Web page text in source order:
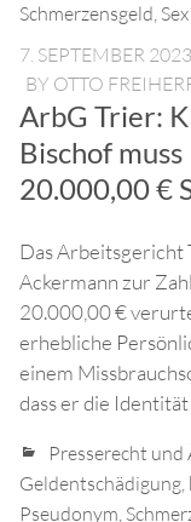
Schmerzensgeld,
7. SEPTEMBER 2023
BY OTTO
ArbG Trier:
Bischof
20.000,00 €
Das Arbeitsgericht
Ackermann zur
20.000,00 €
erhebliche
einem
dass er die
Presserecht
Geldentschädigung,
Pseudonym,